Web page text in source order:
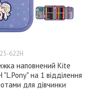
622Н
наповнений Kite
на 1 відділення
для дівчинки